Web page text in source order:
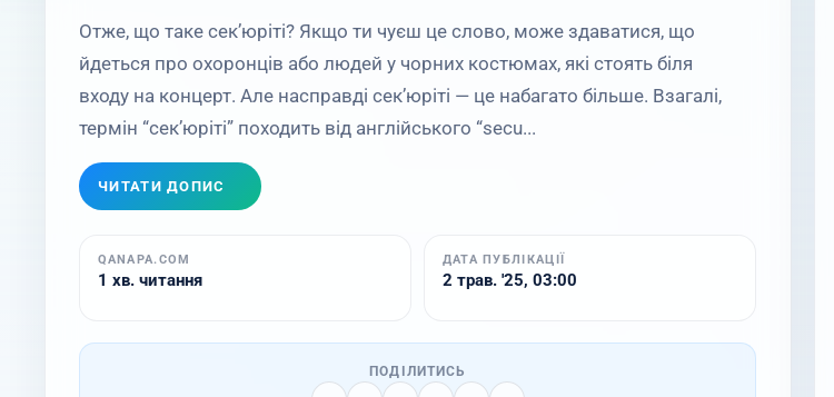
Отже, що таке сек’юріті? Якщо ти чуєш це слово, може здаватися, що
йдеться про охоронців або людей у чорних костюмах, які стоять біля
входу на концерт. Але насправді сек’юріті — це набагато більше. Взагалі,
термін “сек’юріті” походить від англійського “secu...
ЧИТАТИ ДОПИС
QANAPA.COM
1 хв. читання
ДАТА ПУБЛІКАЦІЇ
2 трав. '25, 03:00
ПОДІЛИТИСЬ